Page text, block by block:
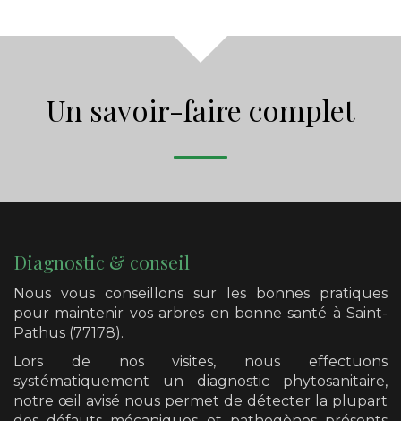
Un savoir-faire complet
Diagnostic & conseil
Nous vous conseillons sur les bonnes pratiques
pour maintenir vos arbres en bonne santé à Saint-
Pathus (77178).
Lors de nos visites, nous effectuons
systématiquement un diagnostic phytosanitaire,
notre œil avisé nous permet de détecter la plupart